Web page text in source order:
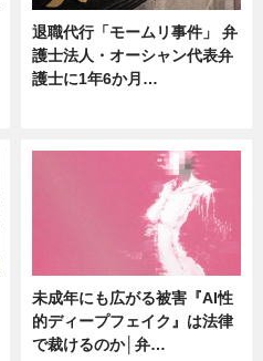
退職代行「モームリ事件」 弁
護士法人・オーシャン代表弁
護士に1年6か月…
未成年にも広がる被害『AI性
的ディープフェイク』は法律
で裁けるのか│弁…